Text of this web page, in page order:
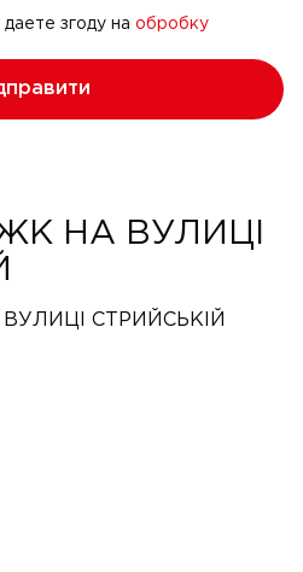
даете згоду на обробку
ЖК НА ВУЛИЦІ